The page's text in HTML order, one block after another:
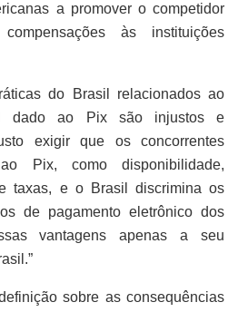
a promover o competidor
às instituições
do Brasil relacionados ao
dado ao Pix são injustos e
exigir que os concorrentes
Pix, como disponibilidade,
taxas, e o Brasil discrimina os
de pagamento eletrônico dos
vantagens apenas a seu
sobre as consequências